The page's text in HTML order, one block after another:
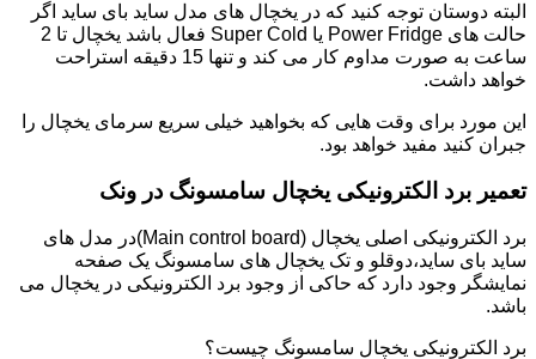
البته دوستان توجه کنید که در یخچال های مدل ساید بای ساید اگر
حالت های Power Fridge یا Super Cold فعال باشد یخچال تا 2
ساعت به صورت مداوم کار می کند و تنها 15 دقیقه استراحت
خواهد داشت.
این مورد برای وقت هایی که بخواهید خیلی سریع سرمای یخچال را
جبران کنید مفید خواهد بود.
تعمیر برد الکترونیکی یخچال سامسونگ در ونک
برد الکترونیکی اصلی یخچال (Main control board)در مدل های
ساید بای ساید،دوقلو و تک یخچال های سامسونگ یک صفحه
نمایشگر وجود دارد که حاکی از وجود برد الکترونیکی در یخچال می
باشد.
برد الکترونیکی یخچال سامسونگ چیست؟